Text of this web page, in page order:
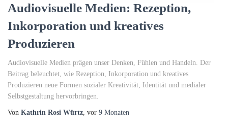
Audiovisuelle Medien: Rezeption,
Inkorporation und kreatives
Produzieren
Audiovisuelle Medien prägen unser Denken, Fühlen und Handeln. Der
Beitrag beleuchtet, wie Rezeption, Inkorporation und kreatives
Produzieren neue Formen sozialer Kreativität, Identität und medialer
Selbstgestaltung hervorbringen.
Von Kathrin Rosi Würtz , vor 9 Monaten